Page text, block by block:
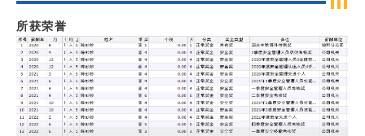
所获荣誉